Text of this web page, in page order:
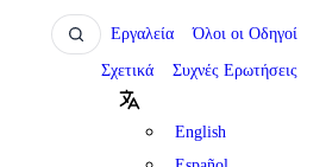
Εργαλεία Όλοι οι Οδηγοί
Σχετικά Συχνές Ερωτήσεις
English